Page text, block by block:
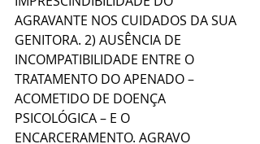
AGRAVANTE NOS CUIDADOS DA SUA
GENITORA. 2) AUSÊNCIA DE
INCOMPATIBILIDADE ENTRE O
TRATAMENTO DO APENADO –
ACOMETIDO DE DOENÇA
PSICOLÓGICA – E O
ENCARCERAMENTO. AGRAVO